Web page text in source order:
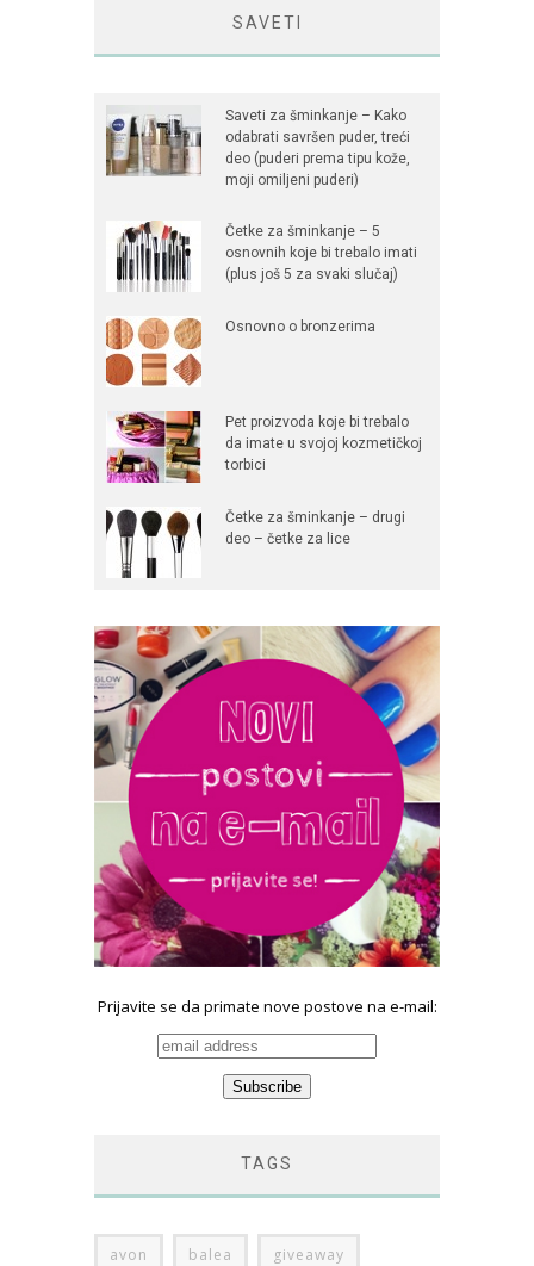
SAVETI
Saveti za šminkanje – Kako
odabrati savršen puder, treći
deo (puderi prema tipu kože,
moji omiljeni puderi)
Četke za šminkanje – 5
osnovnih koje bi trebalo imati
(plus još 5 za svaki slučaj)
Osnovno o bronzerima
Pet proizvoda koje bi trebalo
da imate u svojoj kozmetičkoj
torbici
Četke za šminkanje – drugi
deo – četke za lice
Prijavite se da primate nove postove na e-mail:
TAGS
avon balea giveaway